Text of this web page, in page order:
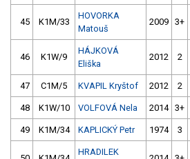
45 K1M/33
HOVORKA
Matouš
2009 3+
46 K1W/9
HÁJKOVÁ
Eliška
2012 2
47 C1M/5 KVAPIL Kryštof 2012 2
48 K1W/10 VOLFOVÁ Nela 2014 3+
49 K1M/34 KAPLICKÝ Petr 1974 3
HRADILEK